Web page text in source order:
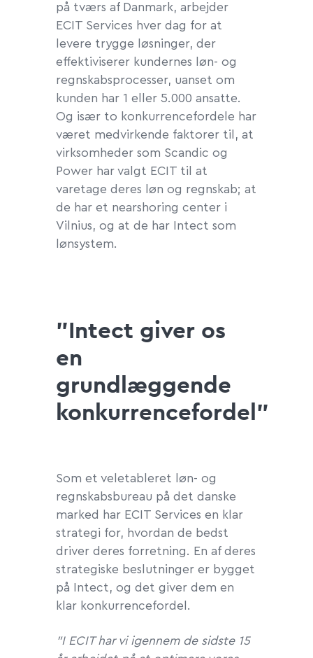
på tværs af Danmark, arbejder
ECIT Services hver dag for at
levere trygge løsninger, der
effektiviserer kundernes løn- og
regnskabsprocesser, uanset om
kunden har 1 eller 5.000 ansatte.
Og især to konkurrencefordele har
været medvirkende faktorer til, at
virksomheder som Scandic og
Power har valgt ECIT til at
varetage deres løn og regnskab; at
de har et nearshoring center i
Vilnius, og at de har Intect som
lønsystem.
”Intect giver os
en
grundlæggende
konkurrencefordel”
Som et veletableret løn- og
regnskabsbureau på det danske
marked har ECIT Services en klar
strategi for, hvordan de bedst
driver deres forretning. En af deres
strategiske beslutninger er bygget
på Intect, og det giver dem en
klar konkurrencefordel.
”I ECIT har vi igennem de sidste 15